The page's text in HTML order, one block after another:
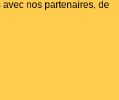
nos partenaires, de